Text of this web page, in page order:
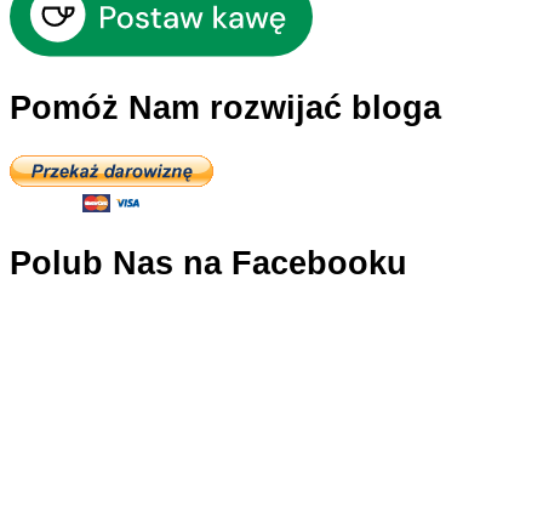
Pomóż Nam rozwijać bloga
Polub Nas na Facebooku